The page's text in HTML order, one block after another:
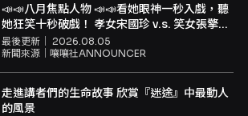
📣📣八月焦點人物 📣📣看她眼神一秒入戲，聽
她狂笑十秒破戲！ 孝女宋國珍 v.s. 笑女張擎
佳：本是同根生，相約壓車別太急
最後更新｜ 2026.08.05
新聞來源｜ 嚷嚷社ANNOUNCER
走進講者們的生命故事 欣賞『迷途』中最動人
的風景